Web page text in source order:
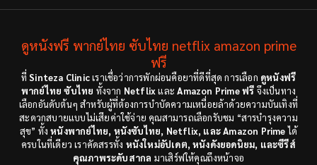
Dance เต้น (6)
Detective สืบสวน(18)
Disaster(9)
Disney+(8)
1998
1997
1971
1962
ดูหนังฟรี พากย์ไทย ซับไทย netflix amazon prime
ฟรี
ที่Sinteza Clinicเราเชื่อว่าการพักผ่อนคือยาที่ดีที่สุด การเลือก ดูหนังฟรี
พากย์ไทย ซับไทย ทั้งจาก NetflixและAmazon Prime ฟรี จึงเป็นทาง
เลือกอันดับต้นๆ สำหรับผู้ที่ต้องการบำบัดความเหนื่อยล้าด้วยความบันเทิงที่
สะดวกสบายแบบไม่เสียค่าใช้จ่าย คุณสามารถเลือกรับชม “สารบำรุงความ
สุข” ทั้งหนังพากย์ไทย, หนังซับไทย, Netflix, และ Amazon Primeได้
ครบในที่เดียว เราคัดสรรทั้ง หนังใหม่อัปเดต, หนังดังยอดนิยม, และซีรีส์
คุณภาพระดับสากล มาเสิร์ฟให้คุณถึงหน้าจอ